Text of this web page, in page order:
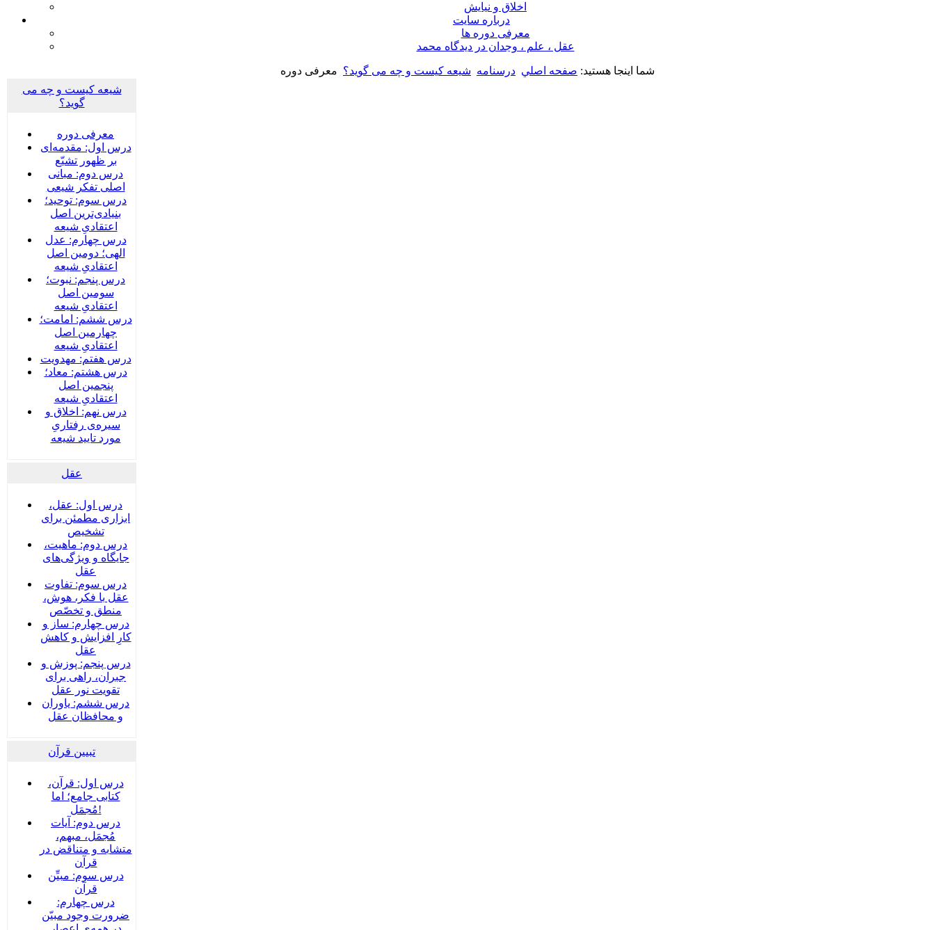
اخلاق و نیایش
درباره سايت
معرفی دوره ها
عقل ، علم ، وجدان در ديدگاه محمد
شما اینجا هستید: صفحه اصلي درسنامه شیعه کیست و چه می گوید؟ معرفی دوره
شیعه کیست و چه می
گوید؟
معرفی دوره
درس اول: مقدمه‌ای
بر ظهور تشیّع
درس دوم: مبانی
اصلی تفکر شیعی
درس سوم: توحید؛
بنیادی‌‌ترین اصل
اعتقادیِ شیعه
درس چهارم: عدل
الهی؛ دومین اصل
اعتقادیِ شیعه
درس پنجم: نبوت؛
سومین اصل
اعتقادیِ شیعه
درس ششم: امامت؛
چهارمین اصل
اعتقادیِ شیعه
درس هفتم: مهدویت
درس هشتم: معاد؛
پنجمین اصل
اعتقادیِ شیعه
درس نهم: اخلاق و
سیره‌ی رفتاریِ
مورد تایید شیعه
عقل
درس اول: عقل،
ابزاری مطمئن برای
تشخیص
درس دوم: ماهیت،
جایگاه و ویژگی‌های
عقل
درس سوم: تفاوت
عقل با فکر، هوش،
منطق و تخصّص
درس چهارم: ساز و
کارِ افزایش و کاهش
عقل
درس پنجم: پوزش و
جبران، راهی برای
تقویت نور عقل
درس ششم: یاوران
و محافظان عقل
تبیین قرآن
درس اول: قرآن،
کتابی جامع؛ اما
مُجمَل!
درس دوم: آیات
مُجمَل، مبهم،
متشابه و متناقض در
قرآن
درس سوم: مبیِّن
قرآن
درس چهارم:
ضرورت وجود مبیّن